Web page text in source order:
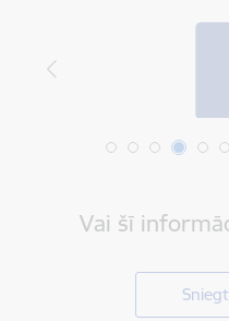
Vai šī